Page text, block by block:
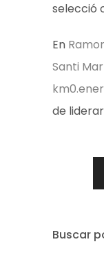
selecció
En
Santi
de
Buscar